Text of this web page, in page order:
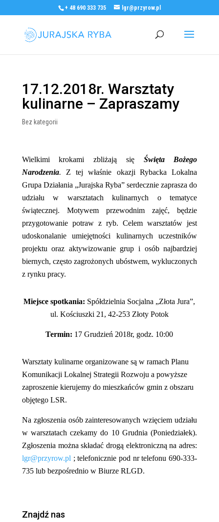
+ 48 690 333 735 lgr@przyrow.pl
17.12.2018r. Warsztaty
kulinarne – Zapraszamy
Bez kategorii
Wielkimi krokami zbliżają się Święta Bożego
Narodzenia. Z tej właśnie okazji RybackaLokalna
Grupa Działania „Jurajska Ryba” serdecznie zaprasza do
udziałuw warsztatach kulinarnych o tematyce
świątecznej. Motywem przewodnim zajęć, będzie
przygotowanie potraw z ryb.Celem warsztatów jest
udoskonalanie umiejętności kulinarnych uczestników
projektu oraz aktywizowanie grup i osób najbardziej
biernych, często zagrożonych ubóstwem, wykluczonych
z rynku pracy.
Miejsce spotkania: Spółdzielnia Socjalna „Złota Jura”,
ul. Kościuszki 21, 42-253 Złoty Potok
Termin: 17 Grudzień 2018r, godz. 10:00
Warsztaty kulinarne organizowane są w ramach Planu
Komunikacji Lokalnej Strategii Rozwoju a powyższe
zaproszenie kierujemy do mieszkańców gmin z obszaru
objętego LSR.
Na zgłoszenia osób zainteresowanych wzięciem udziału
w warsztatach czekamy do 10 Grudnia (Poniedziałek).
Zgłoszenia można składać drogą elektroniczną na adres:
lgr@przyrow.pl ; telefonicznie pod nr telefonu 690-333-
735 lub bezpośrednio w Biurze RLGD.
Znajdź nas